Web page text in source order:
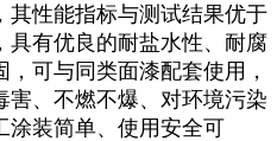
其性能指标与测试结果优于
具有优良的耐盐水性、耐腐
可与同类面漆配套使用，
害、不燃不爆、对环境污染
涂装简单、使用安全可